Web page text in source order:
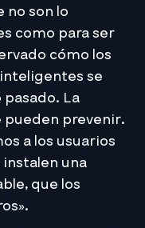
no son lo
como para ser
cómo los
se
La
pueden prevenir.
a los usuarios
una
que los